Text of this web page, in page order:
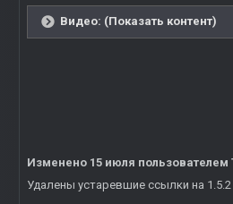
Видео: (Показать контент)
Изменено 15 июля
Удалены устаревшие ссылки на 1.5.2